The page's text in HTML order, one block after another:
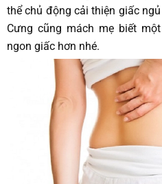
thể chủ động cải thiện giấc
Cưng cũng mách mẹ biết
ngon giấc hơn nhé.